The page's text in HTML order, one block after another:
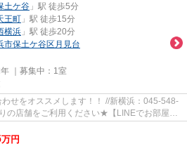
土ケ谷 」駅 徒歩5分
王町 」駅 徒歩15分
横浜 」駅 徒歩20分
市保土ケ谷区 月見台
｜募集中： 1室
わせをオススメします！！ //新横浜：045-548-
の店舗をご利用ください★【LINEでお部屋探
万円